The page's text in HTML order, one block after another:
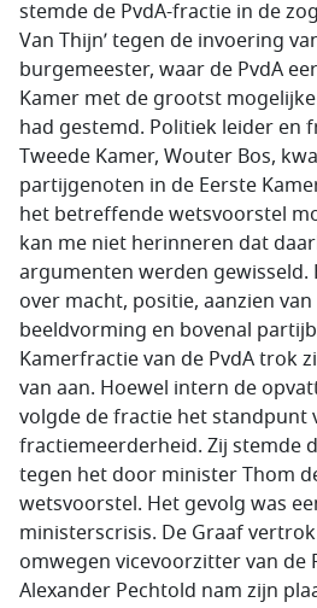
stemde de PvdA-fractie in de
Van Thijn’ tegen de invoering
burgemeester, waar de PvdA
Kamer met de grootst
had gestemd. Politiek leider en
Tweede Kamer, Wouter Bos,
partijgenoten in de Eerste
het betreffende wetsvoorstel
kan me niet herinneren dat
argumenten werden
over macht, positie, aanzien
beeldvorming en bovenal
Kamerfractie van de PvdA trok
van aan. Hoewel intern de
volgde de fractie het standpunt
fractiemeerderheid. Zij stemde
tegen het door minister Thom
wetsvoorstel. Het gevolg was
ministerscrisis. De Graaf
omwegen vicevoorzitter van de
Alexander Pechtold nam zijn